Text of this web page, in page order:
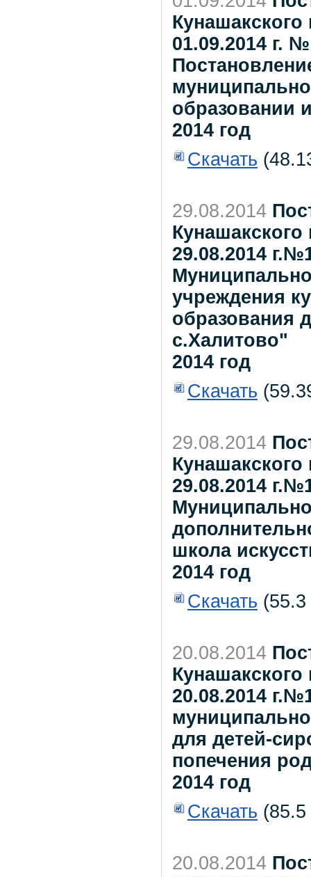
01.09.2014 г.
образовании
2014 год
Скачать
29.08.2014
29.08.2014
учреждения
образования
с.Халитово"
2014 год
Скачать
29.08.2014
29.08.2014
школа
2014 год
Скачать
20.08.2014
20.08.2014
для детей-
попечения
2014 год
Скачать
20.08.2014